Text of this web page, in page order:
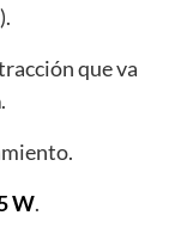
que va
.
W.